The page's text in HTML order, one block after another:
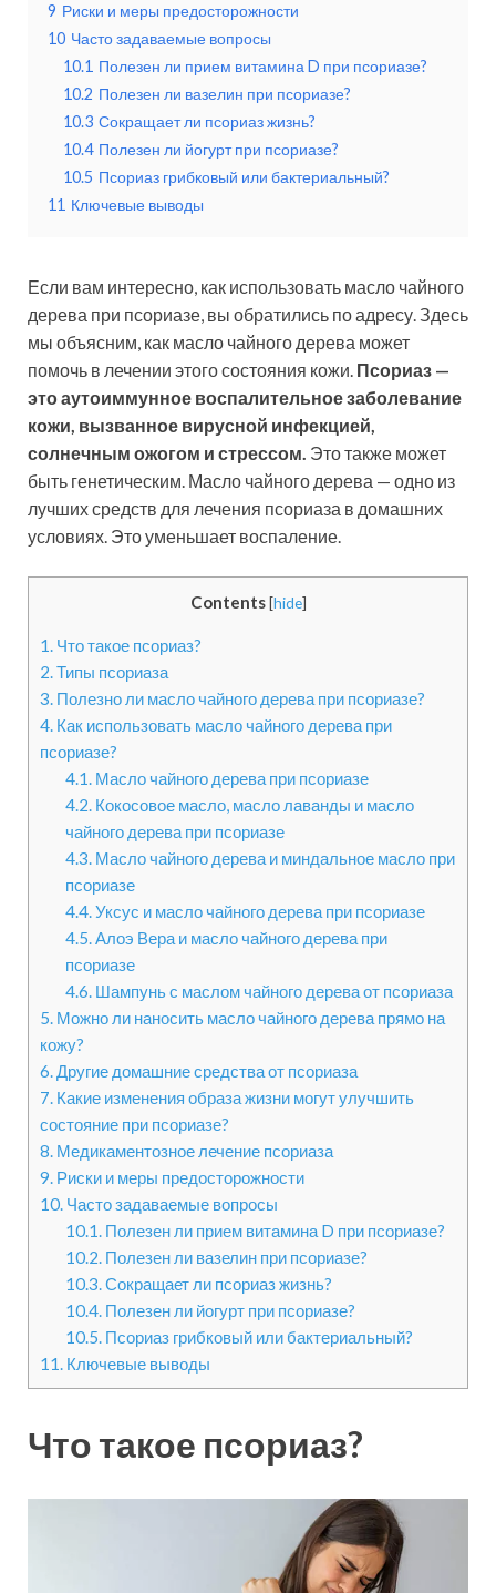
9 Риски и меры предосторожности
10 Часто задаваемые вопросы
10.1 Полезен ли прием витамина D при псориазе?
10.2 Полезен ли вазелин при псориазе?
10.3 Сокращает ли псориаз жизнь?
10.4 Полезен ли йогурт при псориазе?
10.5 Псориаз грибковый или бактериальный?
11 Ключевые выводы
Если вам интересно, как использовать масло чайного
дерева при псориазе, вы обратились по адресу. Здесь
мы объясним, как масло чайного дерева может
помочь в лечении этого состояния кожи. Псориаз —
это аутоиммунное воспалительное заболевание
кожи, вызванное вирусной инфекцией,
солнечным ожогом и стрессом. Это также может
быть генетическим. Масло чайного дерева — одно из
лучших средств для лечения псориаза в домашних
условиях. Это уменьшает воспаление.
Contents [hide]
1. Что такое псориаз?
2.Типы псориаза
3. Полезно ли масло чайного дерева при псориазе?
4. Как использовать масло чайного дерева при
псориазе?
4.1.Масло чайного дерева при псориазе
4.2.Кокосовое масло, масло лаванды и масло
чайного дерева при псориазе
4.3.Масло чайного дерева и миндальное масло при
псориазе
4.4.Уксус и масло чайного дерева при псориазе
4.5.Алоэ Вера и масло чайного дерева при
псориазе
4.6.Шампунь с маслом чайного дерева от псориаза
5. Можно ли наносить масло чайного дерева прямо на
кожу?
6.Другие домашние средства от псориаза
7. Какие изменения образа жизни могут улучшить
состояние при псориазе?
8. Медикаментозное лечение псориаза
9. Риски и меры предосторожности
10. Часто задаваемые вопросы
10.1.Полезен ли прием витамина D при псориазе?
10.2.Полезен ли вазелин при псориазе?
10.3.Сокращает ли псориаз жизнь?
10.4.Полезен ли йогурт при псориазе?
10.5.Псориаз грибковый или бактериальный?
11. Ключевые выводы
Что такое псориаз?